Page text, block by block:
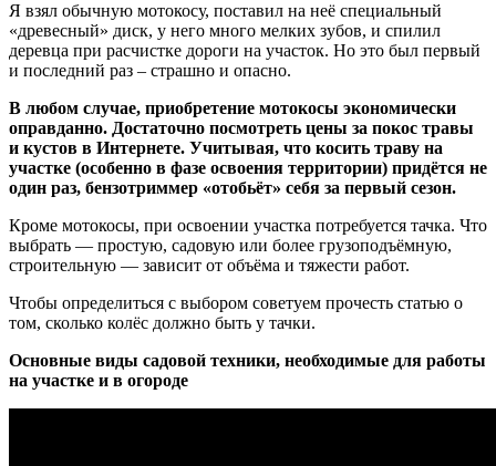
Я взял обычную мотокосу, поставил на неё специальный
«древесный» диск, у него много мелких зубов, и спилил
деревца при расчистке дороги на участок. Но это был первый
и последний раз – страшно и опасно.
В любом случае, приобретение мотокосы экономически
оправданно. Достаточно посмотреть цены за покос травы
и кустов в Интернете. Учитывая, что косить траву на
участке (особенно в фазе освоения территории) придётся не
один раз, бензотриммер «отобьёт» себя за первый сезон.
Кроме мотокосы, при освоении участка потребуется тачка. Что
выбрать — простую, садовую или более грузоподъёмную,
строительную — зависит от объёма и тяжести работ.
Чтобы определиться с выбором советуем прочесть статью о
том, сколько колёс должно быть у тачки.
Основные виды садовой техники, необходимые для работы
на участке и в огороде